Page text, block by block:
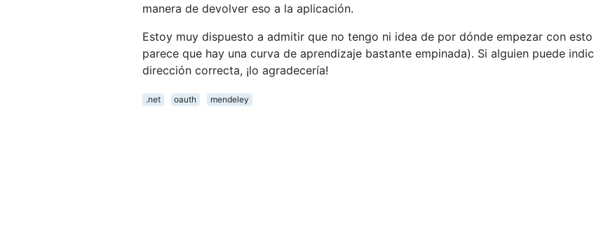
manera de devolver eso a la aplicación.
Estoy muy dispuesto a admitir que no tengo ni idea de por dónde empezar con
parece que hay una curva de aprendizaje bastante empinada). Si alguien puede
dirección correcta, ¡lo agradecería!
.net oauth mendeley